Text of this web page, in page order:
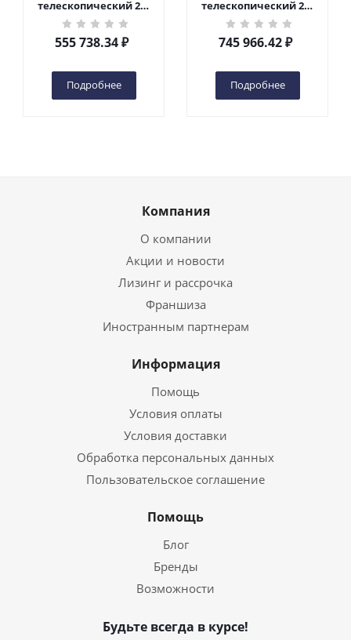
телескопический 200
кг 6 м TOR GTWY6-200S
DC 2-мачтовый
(автономный) (G) в
555 738.34₽
Подробнее
телескопический 200
кг 10 м TOR GTWY10-
200S DC 2-мачтовый
(автономный) (N) в
745 966.42₽
Подробнее
Компания
О компании
Акции и новости
Лизинг и рассрочка
Франшиза
Иностранным партнерам
Информация
Помощь
Условия оплаты
Условия доставки
Обработка персональных данных
Пользовательское соглашение
Помощь
Блог
Бренды
Возможности
Будьте всегда в курсе!